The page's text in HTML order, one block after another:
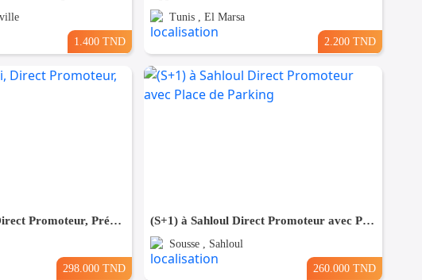
1.400 TND
Tunis , El Marsa
2.200 TND
(S+1) à kantaoui, Direct Promoteur, Prés de la Mer
298.000 TND
(S+1) à Sahloul Direct Promoteur avec Place de Parking
Sousse , Sahloul
260.000 TND